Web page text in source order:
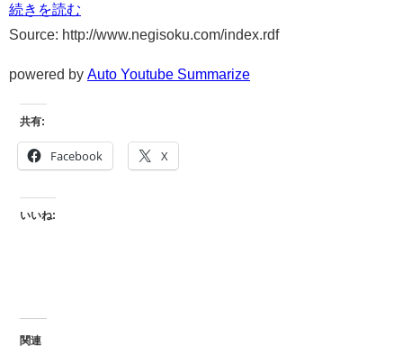
続きを読む
Source: http://www.negisoku.com/index.rdf
powered by Auto Youtube Summarize
共有:
Facebook X
いいね:
関連